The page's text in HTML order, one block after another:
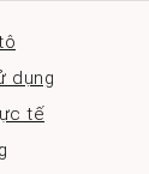
dụng
tế